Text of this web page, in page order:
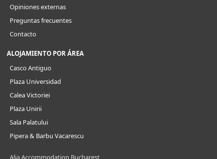
Opiniones externas
Preguntas frecuentes
Contacto
ALOJAMIENTO POR ÁREA
Casco Antiguo
Plaza Universidad
Calea Victoriei
Plaza Unirii
Sala Palatului
Pipera & Barbu Vacarescu
Alia Accommodation Bucharest